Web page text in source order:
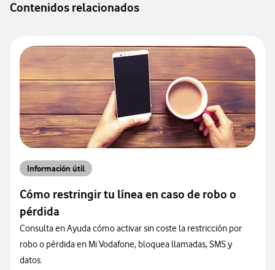
Contenidos relacionados
Información útil
Cómo restringir tu línea en caso de robo o
pérdida
Consulta en Ayuda cómo activar sin coste la restricción por
robo o pérdida en Mi Vodafone, bloquea llamadas, SMS y
datos.